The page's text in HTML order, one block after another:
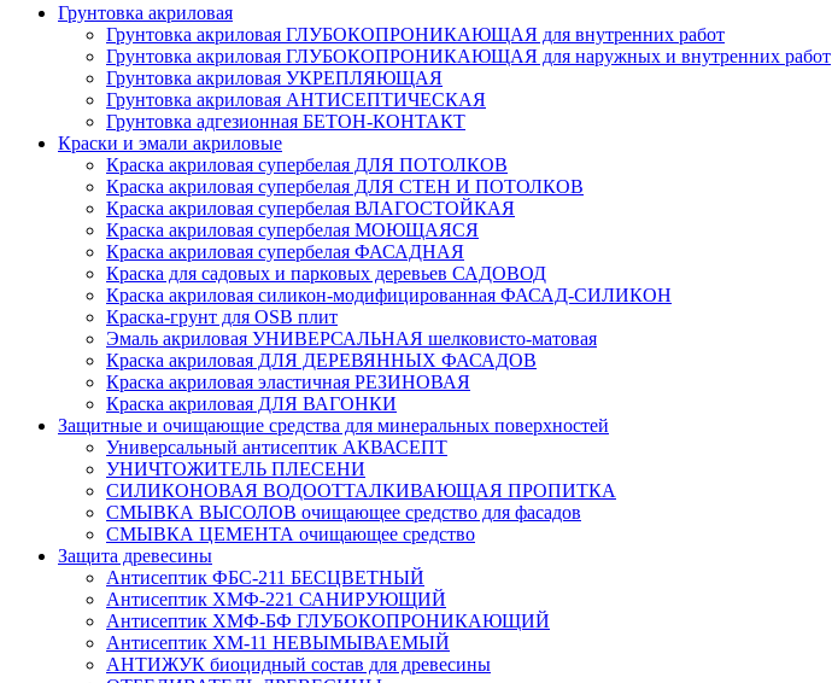
Грунтовка акриловая
Грунтовка акриловая ГЛУБОКОПРОНИКАЮЩАЯ для внутренних работ
Грунтовка акриловая ГЛУБОКОПРОНИКАЮЩАЯ для наружных и внутренних работ
Грунтовка акриловая УКРЕПЛЯЮЩАЯ
Грунтовка акриловая АНТИСЕПТИЧЕСКАЯ
Грунтовка адгезионная БЕТОН-КОНТАКТ
Краски и эмали акриловые
Краска акриловая супербелая ДЛЯ ПОТОЛКОВ
Краска акриловая супербелая ДЛЯ СТЕН И ПОТОЛКОВ
Краска акриловая супербелая ВЛАГОСТОЙКАЯ
Краска акриловая супербелая МОЮЩАЯСЯ
Краска акриловая супербелая ФАСАДНАЯ
Краска для садовых и парковых деревьев САДОВОД
Краска акриловая силикон-модифицированная ФАСАД-СИЛИКОН
Краска-грунт для OSB плит
Эмаль акриловая УНИВЕРСАЛЬНАЯ шелковисто-матовая
Краска акриловая ДЛЯ ДЕРЕВЯННЫХ ФАСАДОВ
Краска акриловая эластичная РЕЗИНОВАЯ
Краска акриловая ДЛЯ ВАГОНКИ
Защитные и очищающие средства для минеральных поверхностей
Универсальный антисептик АКВАСЕПТ
УНИЧТОЖИТЕЛЬ ПЛЕСЕНИ
СИЛИКОНОВАЯ ВОДООТТАЛКИВАЮЩАЯ ПРОПИТКА
СМЫВКА ВЫСОЛОВ очищающее средство для фасадов
СМЫВКА ЦЕМЕНТА очищающее средство
Защита древесины
Антисептик ФБС-211 БЕСЦВЕТНЫЙ
Антисептик ХМФ-221 САНИРУЮЩИЙ
Антисептик ХМФ-БФ ГЛУБОКОПРОНИКАЮЩИЙ
Антисептик ХМ-11 НЕВЫМЫВАЕМЫЙ
АНТИЖУК биоцидный состав для древесины